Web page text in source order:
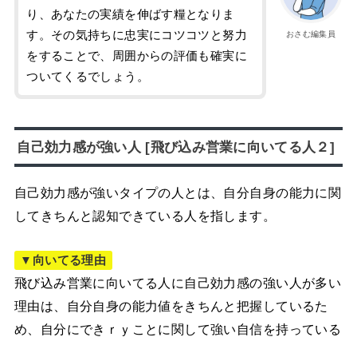
おさむ編集員
り、あなたの実績を伸ばす糧となりま
す。その気持ちに忠実にコツコツと努力
をすることで、周囲からの評価も確実に
ついてくるでしょう。
自己効力感が強い人 [飛び込み営業に向いてる人２]
自己効力感が強いタイプの人とは、自分自身の能力に関
してきちんと認知できている人を指します。
▼向いてる理由
飛び込み営業に向いてる人に自己効力感の強い人が多い
理由は、自分自身の能力値をきちんと把握しているた
め、自分にできｒｙことに関して強い自信を持っている